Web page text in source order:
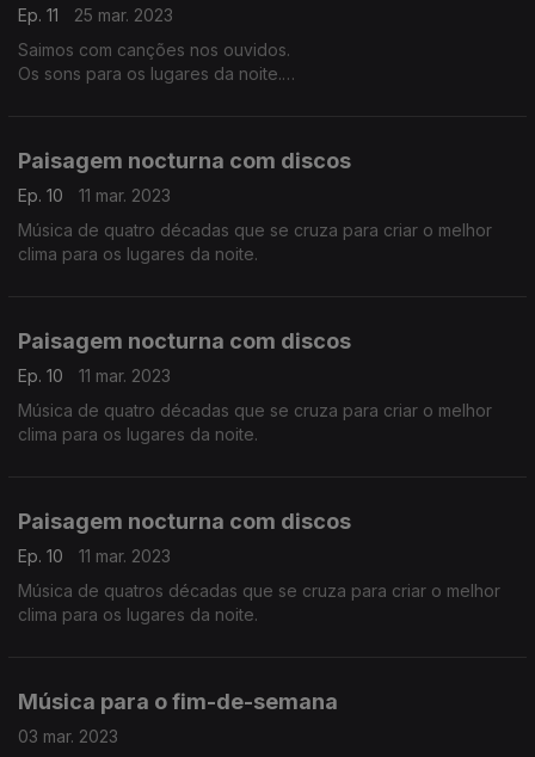
Ep. 11
25 mar. 2023
Saimos com canções nos ouvidos.
Os sons para os lugares da noite.
Paisagem nocturna com discos
Ep. 10
11 mar. 2023
Música de quatro décadas que se cruza para criar o melhor
clima para os lugares da noite.
Paisagem nocturna com discos
Ep. 10
11 mar. 2023
Música de quatro décadas que se cruza para criar o melhor
clima para os lugares da noite.
Paisagem nocturna com discos
Ep. 10
11 mar. 2023
Música de quatros décadas que se cruza para criar o melhor
clima para os lugares da noite.
Música para o fim-de-semana
03 mar. 2023